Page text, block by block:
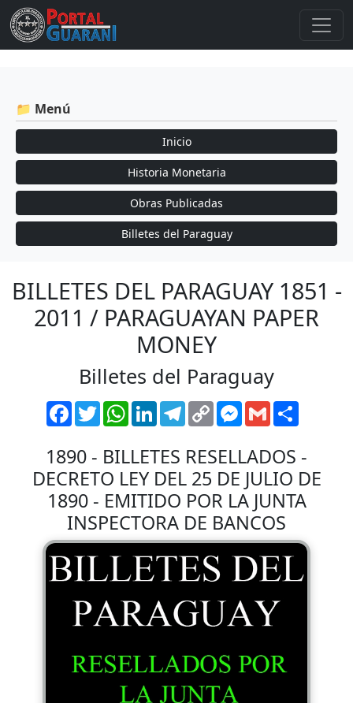
📁 Menú
Inicio
Historia Monetaria
Obras Publicadas
Billetes del Paraguay
BILLETES DEL PARAGUAY 1851 -
2011 / PARAGUAYAN PAPER
MONEY
Billetes del Paraguay
Facebook
TwitterWhatsApp
LinkedInTelegram
Copy
Link
Messenger
Gmail
1890 - BILLETES RESELLADOS -
DECRETO LEY DEL 25 DE JULIO DE
1890 - EMITIDO POR LA JUNTA
INSPECTORA DE BANCOS